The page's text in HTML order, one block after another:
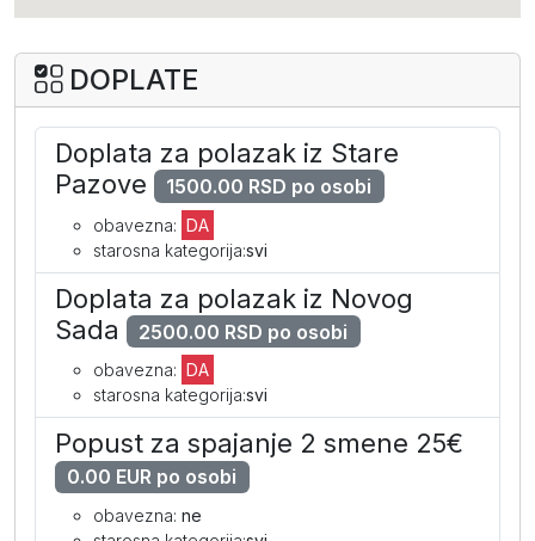
DOPLATE
Doplata za polazak iz Stare
Pazove
1500.00 RSD po osobi
obavezna: DA
starosna kategorija:svi
Doplata za polazak iz Novog
Sada
2500.00 RSD po osobi
obavezna: DA
starosna kategorija:svi
Popust za spajanje 2 smene 25€
0.00 EUR po osobi
obavezna: ne